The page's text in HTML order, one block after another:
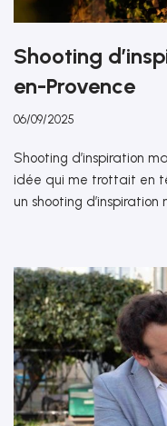
Shooting
en-Provence
06/09/2025
Shooting d’inspiration
idée qui me trottait en
un shooting